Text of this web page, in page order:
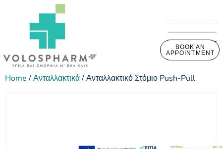
BOOK AN
APPOINTMENT
Home/Ανταλλακτικά/ Ανταλλακτικό Στόμιο Push-Pull